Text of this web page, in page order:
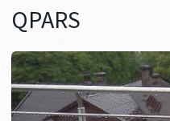
QPARS